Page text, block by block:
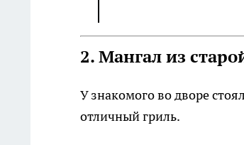
2. Мангал из
У знакомого во дворе
отличный гриль.